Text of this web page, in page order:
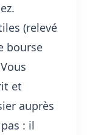
(relevé
bourse
et
auprès
: il